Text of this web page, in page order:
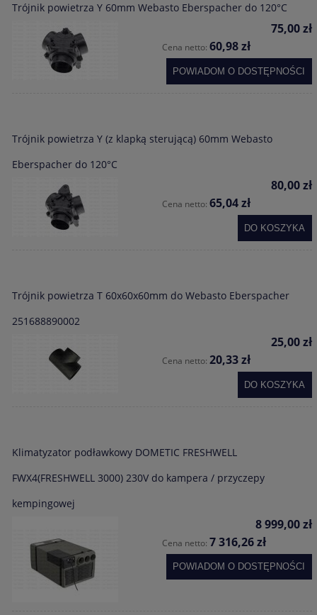
Trójnik powietrza Y 60mm Webasto Eberspacher do 120°C
75,00 zł
Cena netto: 60,98 zł
POWIADOM O DOSTĘPNOŚCI
Trójnik powietrza Y (z klapką sterującą) 60mm Webasto
Eberspacher do 120°C
80,00 zł
Cena netto: 65,04 zł
DO KOSZYKA
Trójnik powietrza T 60x60x60mm do Webasto Eberspacher
251688890002
25,00 zł
Cena netto: 20,33 zł
DO KOSZYKA
Klimatyzator podławkowy DOMETIC FRESHWELL
FWX4(FRESHWELL 3000) 230V do kampera / przyczepy
kempingowej
8 999,00 zł
Cena netto: 7 316,26 zł
POWIADOM O DOSTĘPNOŚCI